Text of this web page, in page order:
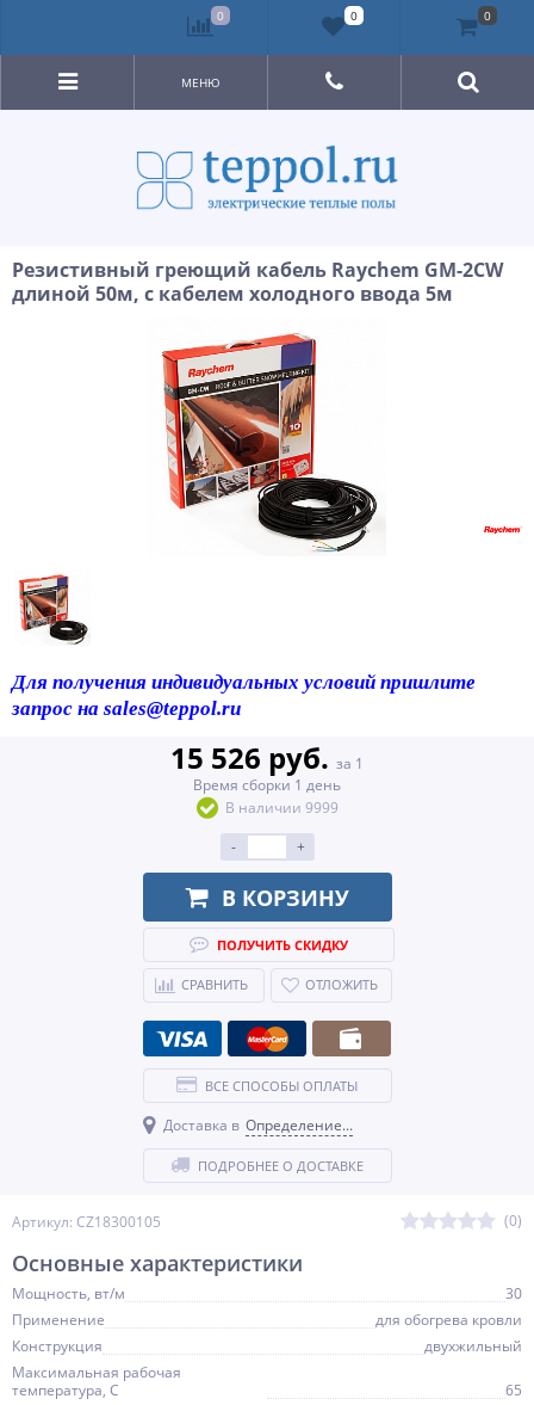
МЕНЮ
Резистивный греющий кабель Raychem GM-2CW
длиной 50м, с кабелем холодного ввода 5м
Артикул: CZ18300105 (0)
Для получения индивидуальных условий пришлите
запрос на sales@teppol.ru
15 526 руб. за 1
Время сборки 1 день
В наличии 9999
-
+
В КОРЗИНУ
ПОЛУЧИТЬ СКИДКУ
СРАВНИТЬ ОТЛОЖИТЬ
ВСЕ СПОСОБЫ ОПЛАТЫ
Доставка в Определение...
ПОДРОБНЕЕ О ДОСТАВКЕ
Основные характеристики
Мощность, вт/м
30
Применение
для обогрева кровли
Конструкция
двухжильный
Максимальная рабочая
температура, С
65
0 0 0